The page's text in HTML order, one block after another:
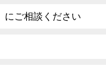
にご相談ください